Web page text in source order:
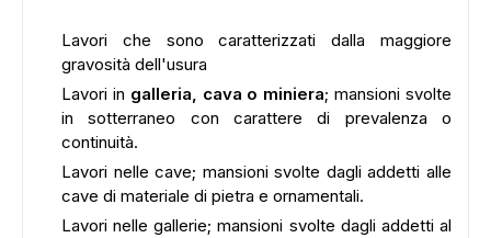
Lavori che sono caratterizzati dalla maggiore
gravosità dell'usura
Lavori in galleria, cava o miniera; mansioni svolte
in sotterraneo con carattere di prevalenza o
continuità.
Lavori nelle cave; mansioni svolte dagli addetti alle
cave di materiale di pietra e ornamentali.
Lavori nelle gallerie; mansioni svolte dagli addetti al